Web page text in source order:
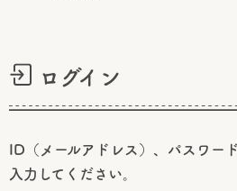
ログイン
ID（メールアドレス）、パスワー
入力してください。